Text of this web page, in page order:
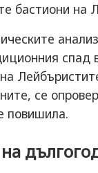
бастиони на
спад
се
повишила.